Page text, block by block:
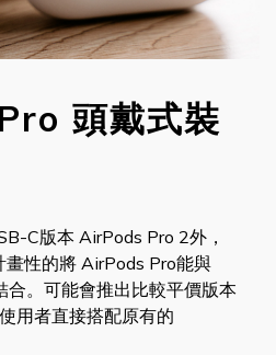
頭戴式裝
C版本 AirPods Pro 2外，
性的將 AirPods Pro能與
。可能會推出比較平價版本
用者直接搭配原有的